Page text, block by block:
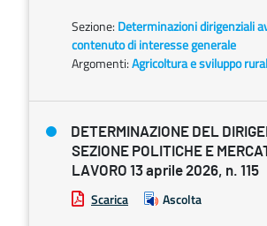
Sezione: Determinazioni dirigenziali
contenuto di interesse generale
Argomenti:Agricoltura e sviluppo
DETERMINAZIONE DEL
SEZIONE POLITICHE E
LAVORO 13 aprile 2026, n. 115
Scarica Ascolta